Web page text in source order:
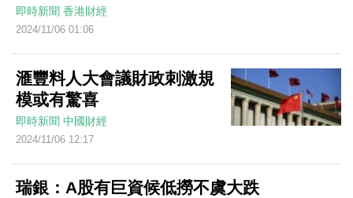
即時新聞 香港財經
2024/11/06 01:06
滙豐料人大會議財政刺激規
模或有驚喜
即時新聞 中國財經
2024/11/06 12:17
瑞銀：A股有巨資候低撈不虞大跌